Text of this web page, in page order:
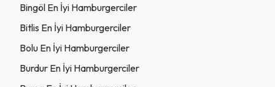
Bingöl En İyi Hamburgerciler
Bitlis En İyi Hamburgerciler
Bolu En İyi Hamburgerciler
Burdur En İyi Hamburgerciler